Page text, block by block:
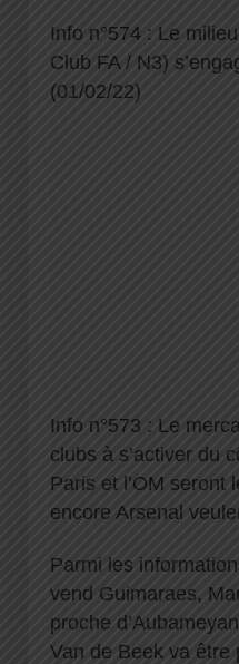
Info n°574 : Le
Club FA / N3)
(01/02/22)
Info n°573 : Le
clubs à s’activer du
Paris et l’OM
encore Arsenal
Parmi les
vend Guimaraes,
proche
Van de Beek va être